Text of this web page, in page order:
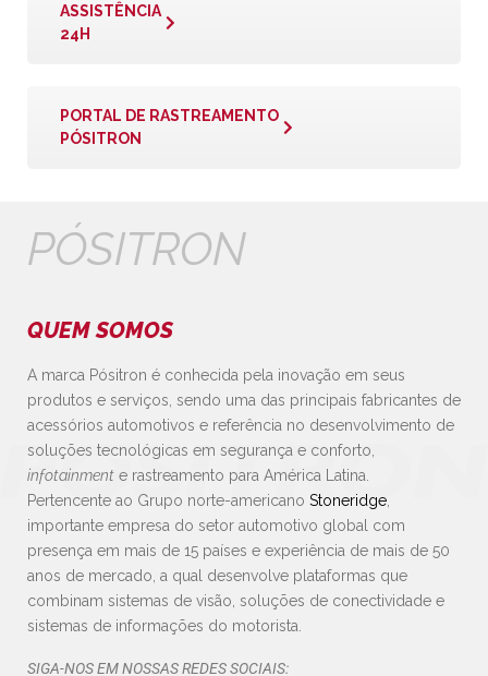
ASSISTÊNCIA
24H
PORTAL DE RASTREAMENTO
PÓSITRON
PÓSITRON
QUEM SOMOS
A marca Pósitron é conhecida pela inovação em seus
produtos e serviços, sendo uma das principais fabricantes de
acessórios automotivos e referência no desenvolvimento de
soluções tecnológicas em segurança e conforto,
infotainment e rastreamento para América Latina.
Pertencente ao Grupo norte-americano Stoneridge,
importante empresa do setor automotivo global com
presença em mais de 15 países e experiência de mais de 50
anos de mercado, a qual desenvolve plataformas que
combinam sistemas de visão, soluções de conectividade e
sistemas de informações do motorista.
SIGA-NOS EM NOSSAS REDES SOCIAIS: